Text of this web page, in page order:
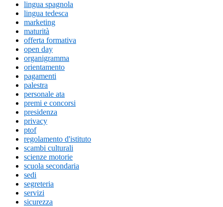
lingua spagnola
lingua tedesca
marketing
maturità
offerta formativa
open day
organigramma
orientamento
pagamenti
palestra
personale ata
premi e concorsi
presidenza
privacy
ptof
regolamento d'istituto
scambi culturali
scienze motorie
scuola secondaria
sedi
segreteria
servizi
sicurezza